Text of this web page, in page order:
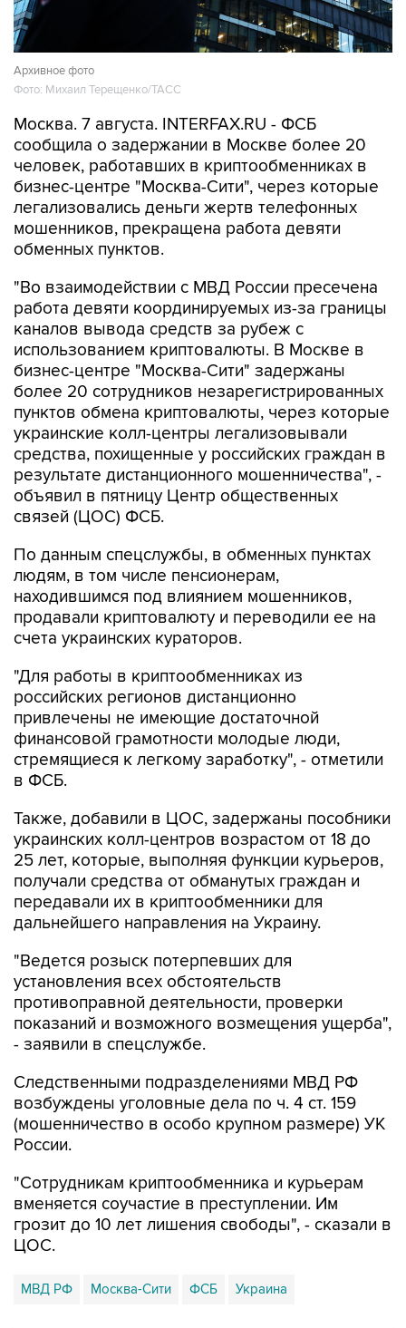
Архивное фото
Фото: Михаил Терещенко/ТАСС
Москва. 7 августа. INTERFAX.RU - ФСБ
сообщила о задержании в Москве более 20
человек, работавших в криптообменниках в
бизнес-центре "Москва-Сити", через которые
легализовались деньги жертв телефонных
мошенников, прекращена работа девяти
обменных пунктов.
"Во взаимодействии с МВД России пресечена
работа девяти координируемых из-за границы
каналов вывода средств за рубеж с
использованием криптовалюты. В Москве в
бизнес-центре "Москва-Сити" задержаны
более 20 сотрудников незарегистрированных
пунктов обмена криптовалюты, через которые
украинские колл-центры легализовывали
средства, похищенные у российских граждан в
результате дистанционного мошенничества", -
объявил в пятницу Центр общественных
связей (ЦОС) ФСБ.
По данным спецслужбы, в обменных пунктах
людям, в том числе пенсионерам,
находившимся под влиянием мошенников,
продавали криптовалюту и переводили ее на
счета украинских кураторов.
"Для работы в криптообменниках из
российских регионов дистанционно
привлечены не имеющие достаточной
финансовой грамотности молодые люди,
стремящиеся к легкому заработку", - отметили
в ФСБ.
Также, добавили в ЦОС, задержаны пособники
украинских колл-центров возрастом от 18 до
25 лет, которые, выполняя функции курьеров,
получали средства от обманутых граждан и
передавали их в криптообменники для
дальнейшего направления на Украину.
"Ведется розыск потерпевших для
установления всех обстоятельств
противоправной деятельности, проверки
показаний и возможного возмещения ущерба",
- заявили в спецслужбе.
Следственными подразделениями МВД РФ
возбуждены уголовные дела по ч. 4 ст. 159
(мошенничество в особо крупном размере) УК
России.
"Сотрудникам криптообменника и курьерам
вменяется соучастие в преступлении. Им
грозит до 10 лет лишения свободы", - сказали в
ЦОС.
МВД РФ Москва-Сити ФСБ Украина